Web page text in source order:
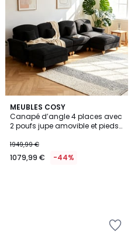
MEUBLES COSY
Canapé d’angle 4 places avec
2 poufs jupe amovible et pieds
century, Sunflower4S+2O
1949,99 €
1079,99 € -44%